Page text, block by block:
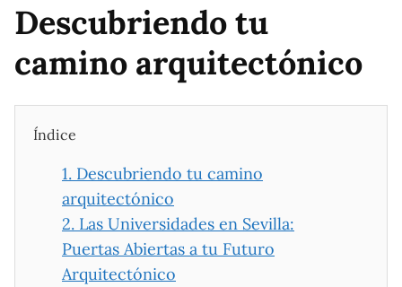
Descubriendo tu
camino arquitectónico
Índice
1. Descubriendo tu camino
arquitectónico
2. Las Universidades en Sevilla:
Puertas Abiertas a tu Futuro
Arquitectónico